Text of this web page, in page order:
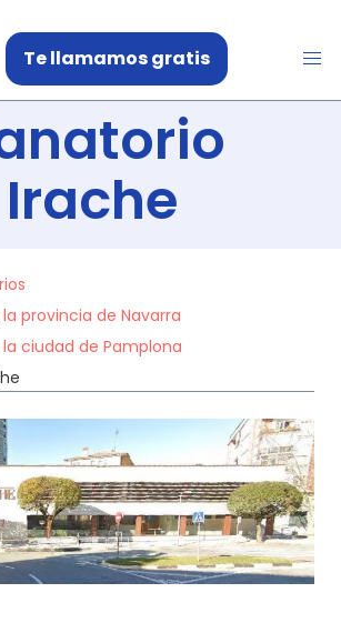
Te llamamos gratis
Irache
provincia de Navarra
ciudad de Pamplona